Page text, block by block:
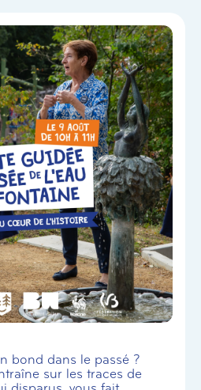
bond dans le passé ?
sur les traces de